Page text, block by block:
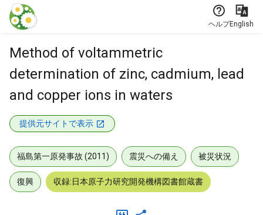
本文に飛ぶ
ヘルプEnglish
Method of voltammetric
determination of zinc, cadmium, lead
and copper ions in waters
提供元サイトで表示
福島第一原発事故 (2011) 震災への備え 被災状況
復興 収録:日本原子力研究開発機構図書館蔵書